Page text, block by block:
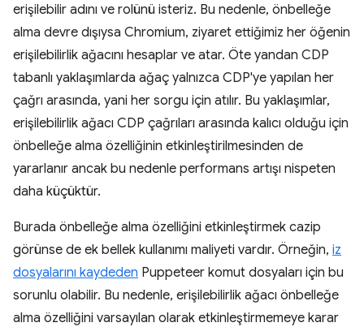
erişilebilir adını ve rolünü isteriz. Bu nedenle, önbelleğe
alma devre dışıysa Chromium, ziyaret ettiğimiz her öğenin
erişilebilirlik ağacını hesaplar ve atar. Öte yandan CDP
tabanlı yaklaşımlarda ağaç yalnızca CDP'ye yapılan her
çağrı arasında, yani her sorgu için atılır. Bu yaklaşımlar,
erişilebilirlik ağacı CDP çağrıları arasında kalıcı olduğu için
önbelleğe alma özelliğinin etkinleştirilmesinden de
yararlanır ancak bu nedenle performans artışı nispeten
daha küçüktür.
Burada önbelleğe alma özelliğini etkinleştirmek cazip
görünse de ek bellek kullanımı maliyeti vardır. Örneğin, iz
dosyalarını kaydeden Puppeteer komut dosyaları için bu
sorunlu olabilir. Bu nedenle, erişilebilirlik ağacı önbelleğe
alma özelliğini varsayılan olarak etkinleştirmemeye karar